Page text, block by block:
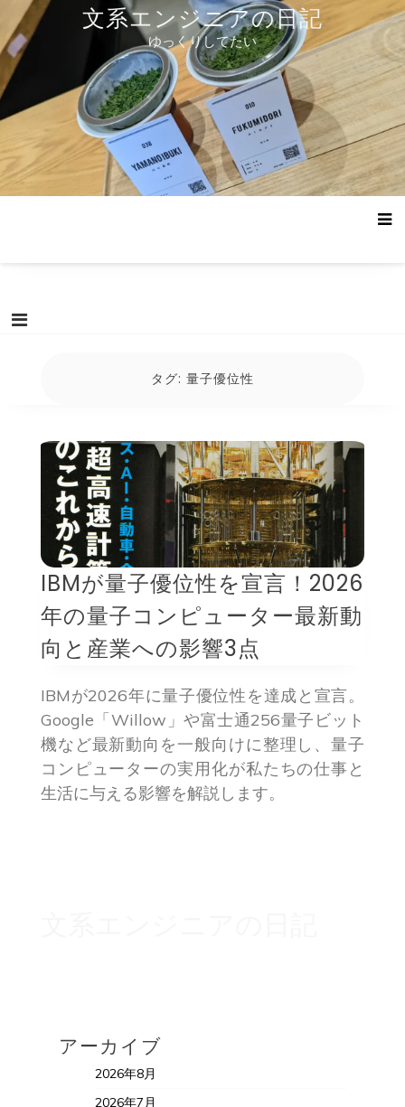
テ
ツ
へ
ス
ッ
プ
文系エンジニアの日記
ゆっくりしてたい
タグ: 量子優位性
IBMが量子優位性を宣言！2026
年の量子コンピューター最新動
向と産業への影響3点
IBMが2026年に量子優位性を達成と宣言。
Google「Willow」や富士通256量子ビット
機など最新動向を一般向けに整理し、量子
コンピューターの実用化が私たちの仕事と
生活に与える影響を解説します。
アーカイブ
2026年8月
2026年7月